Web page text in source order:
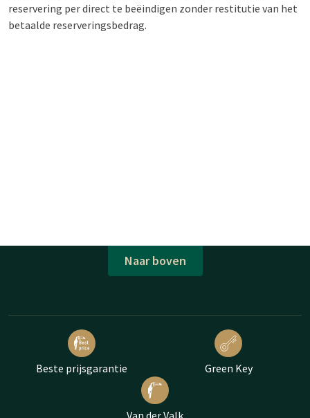
reservering per direct te beëindigen zonder restitutie van het
betaalde reserveringsbedrag.
Naar boven
Beste prijsgarantie Green Key
Van der Valk